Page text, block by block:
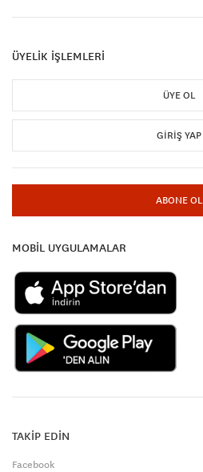
ÜYELİK İŞLEMLERİ
ÜYE OL
GIRIŞ YAP
ABONE OL
MOBİL UYGULAMALAR
TAKİP EDİN
Facebook